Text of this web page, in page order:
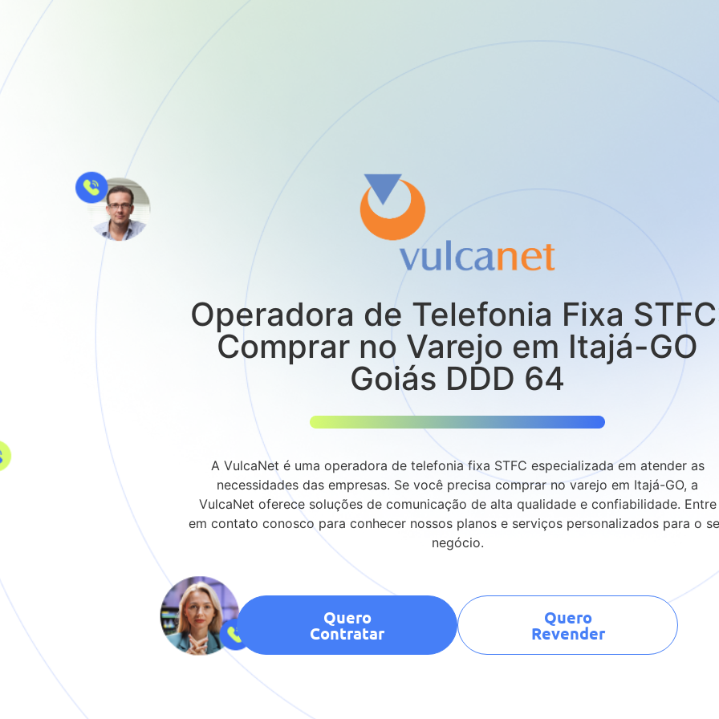
Operadora de Telefonia Fixa
Comprar no Varejo em Itajá-GO
Goiás DDD 64
A VulcaNet é uma operadora de telefonia fixa STFC especializada em atender as
necessidades das empresas. Se você precisa comprar no varejo em Itajá-GO, a
VulcaNet oferece soluções de comunicação de alta qualidade e confiabilidade. Entre
em contato conosco para conhecer nossos planos e serviços personalizados para o
negócio.
Quero
Contratar
Quero
Revender